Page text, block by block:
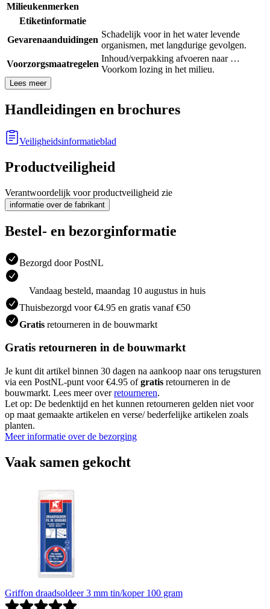
Milieukenmerken
Etiketinformatie
Gevarenaanduidingen
Schadelijk voor in het water levende
organismen, met langdurige gevolgen.
Voorzorgsmaatregelen
Inhoud/verpakking afvoeren naar …
Voorkom lozing in het milieu.
Lees meer
Handleidingen en brochures
Veiligheidsinformatieblad
Productveiligheid
Verantwoordelijk voor productveiligheid zie
informatie over de fabrikant
Bestel- en bezorginformatie
Bezorgd door PostNL
Vandaag besteld, maandag 10 augustus in huis
Thuisbezorgd voor €4.95 en gratis vanaf €50
Gratis retourneren in de bouwmarkt
Gratis retourneren in de bouwmarkt
Je kunt dit artikel binnen 30 dagen na aankoop naar ons terugsturen
via een PostNL-punt voor €4.95 ofgratis retourneren in de
bouwmarkt. Lees meer overretourneren.
Let op: De bedenktijd en het kunnen retourneren gelden niet voor
op maat gemaakte artikelen en verse/ bederfelijke artikelen zoals
planten.
Meer informatie over de bezorging
Vaak samen gekocht
Griffon draadsoldeer 3 mm tin/koper 100 gram